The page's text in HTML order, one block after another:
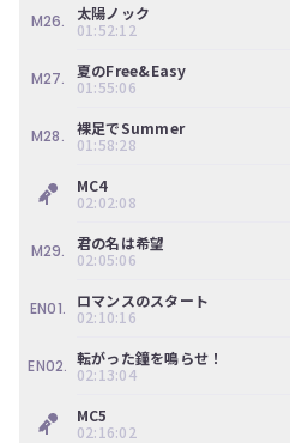
M26.
太陽ノック
01:52:12
M27.
夏のFree&Easy
01:55:06
M28.
裸足でSummer
01:58:28
MC4
02:02:08
M29.
君の名は希望
02:05:06
EN01.
ロマンスのスタート
02:10:16
EN02. 転がった鐘を鳴らせ！
02:13:04
MC5
02:16:02